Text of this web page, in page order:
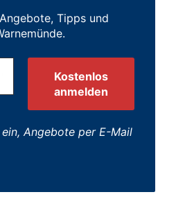
Tipps und
Angebote per E-Mail